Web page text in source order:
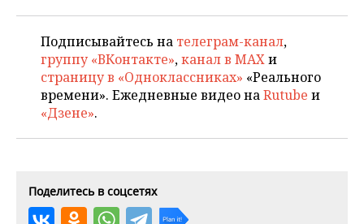
ЭНЕРГЕТИКА
ТЕЛЕКОММУНИКАЦИИ
БИЗНЕС-БРАНЧИ
ONLINE-КОНФЕРЕНЦИИ
ОТКРЫТАЯ ЛЕКЦИЯ
ФУТБОЛ
ХОККЕЙ
БАСКЕТБОЛ
КИБЕРСПОРТ
НОВОСТИ ОБЩЕСТВА
ВЛАСТЬ
ИНФРАСТРУКТУРА
КУЛЬТУРА
ФОТОГАЛЕРЕЯ
СЮЖЕТЫ
СПРАВОЧНИК
СПИСОК КОМПАНИЙ
Подписывайтесь на телеграм-канал,
группу «ВКонтакте»,канал в MAXи
страницу в «Одноклассниках» «Реального
времени». Ежедневные видео наRutube и
«Дзене».
Поделитесь в соцсетях